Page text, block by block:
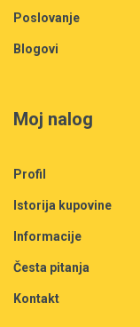
Poslovanje
Blogovi
Moj nalog
Profil
Istorija kupovine
Informacije
Česta pitanja
Kontakt